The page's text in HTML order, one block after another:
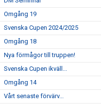
Omgång 19
Svenska Cupen 2024/2025
Omgång 18
Nya förmågor till truppen!
Svenska Cupen ikväll...
Omgång 14
Vårt senaste förvärv...